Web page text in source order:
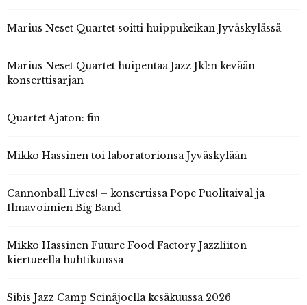
Marius Neset Quartet soitti huippukeikan Jyväskylässä
Marius Neset Quartet huipentaa Jazz Jkl:n kevään
konserttisarjan
Quartet Ajaton: fin
Mikko Hassinen toi laboratorionsa Jyväskylään
Cannonball Lives! – konsertissa Pope Puolitaival ja
Ilmavoimien Big Band
Mikko Hassinen Future Food Factory Jazzliiton
kiertueella huhtikuussa
Sibis Jazz Camp Seinäjoella kesäkuussa 2026